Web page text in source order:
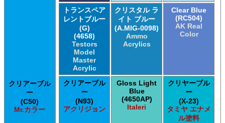
クリアーブル
ー
(C50)
Mr.カラー
トランスペア
レントブルー
(G)
(4658)
Testors
Model
Master
Acrylic
クリスタル ラ
イト ブルー
(A.MIG-0098)
Ammo
Acrylics
Clear Blue
(RC504)
AK Real
Color
クリアーブル
ー
(N93)
アクリジョン
Gloss Light
Blue
(4650AP)
Italeri
クリヤーブル
ー
(X-23)
タミヤ エナメ
ル塗料